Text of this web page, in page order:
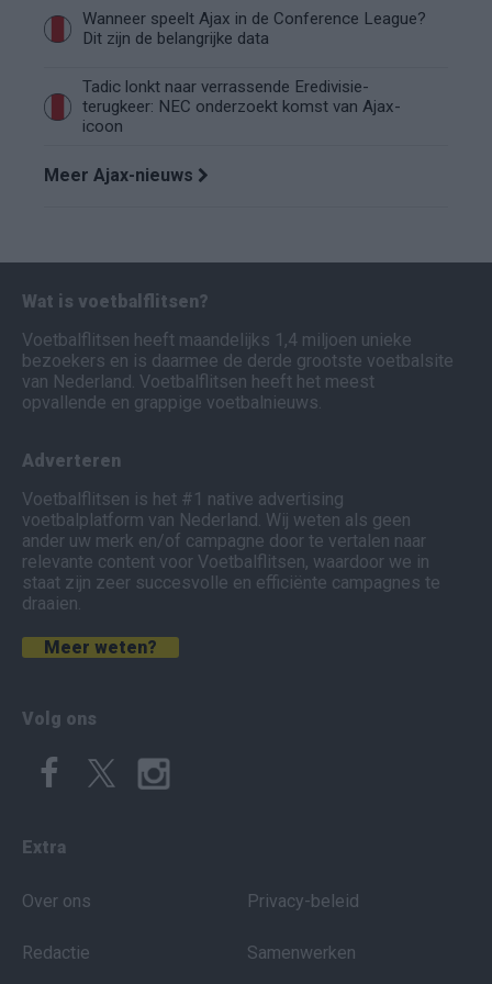
Wanneer speelt Ajax in de Conference League?
Dit zijn de belangrijke data
Tadic lonkt naar verrassende Eredivisie-
terugkeer: NEC onderzoekt komst van Ajax-
icoon
Meer Ajax-nieuws
Wat is voetbalflitsen?
Voetbalflitsen heeft maandelijks 1,4 miljoen unieke
bezoekers en is daarmee de derde grootste voetbalsite
van Nederland. Voetbalflitsen heeft het meest
opvallende en grappige voetbalnieuws.
Adverteren
Voetbalflitsen is het #1 native advertising
voetbalplatform van Nederland. Wij weten als geen
ander uw merk en/of campagne door te vertalen naar
relevante content voor Voetbalflitsen, waardoor we in
staat zijn zeer succesvolle en efficiënte campagnes te
draaien.
Meer weten?
Volg ons
Extra
Over ons
Redactie
Privacy-beleid
Samenwerken